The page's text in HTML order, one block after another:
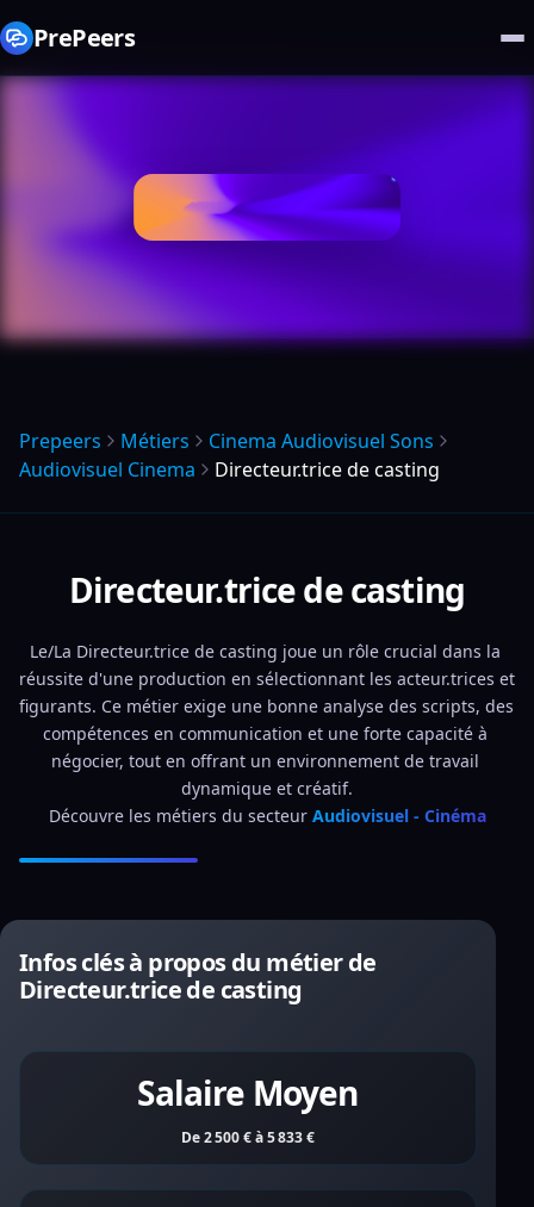
PrePeers
Prepeers Métiers
Cinema Audiovisuel Sons
Audiovisuel Cinema
Directeur.trice de casting
Directeur.trice de casting
Le/La Directeur.trice de casting joue un rôle crucial dans la
réussite d'une production en sélectionnant les acteur.trices et
figurants. Ce métier exige une bonne analyse des scripts, des
compétences en communication et une forte capacité à
négocier, tout en offrant un environnement de travail
dynamique et créatif.
Découvre les métiers du secteur Audiovisuel - Cinéma
Infos clés à propos du métier de
Directeur.trice de casting
Salaire Moyen
De 2 500 € à 5 833 €